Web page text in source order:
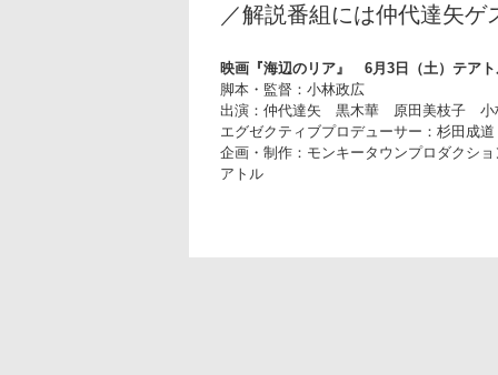
／解説番組には仲代達矢ゲ
映画『海辺のリア』 6月3日（土）テア
脚本・監督：小林政広
出演：仲代達矢 黒木華 原田美枝子 小
エグゼクティブプロデューサー：杉田
企画・制作：モンキータウンプロダク
アトル